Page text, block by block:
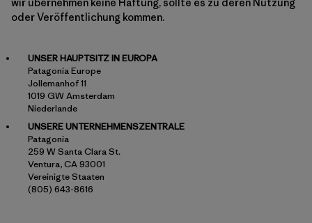
oder Veröffentlichung kommen.
UNSER HAUPTSITZ IN EUROPA
Patagonia Europe
Jollemanhof 11
1019 GW Amsterdam
Niederlande
UNSERE UNTERNEHMENSZENTRALE
Patagonia
259 W Santa Clara St.
Ventura, CA 93001
Vereinigte Staaten
(805) 643-8616